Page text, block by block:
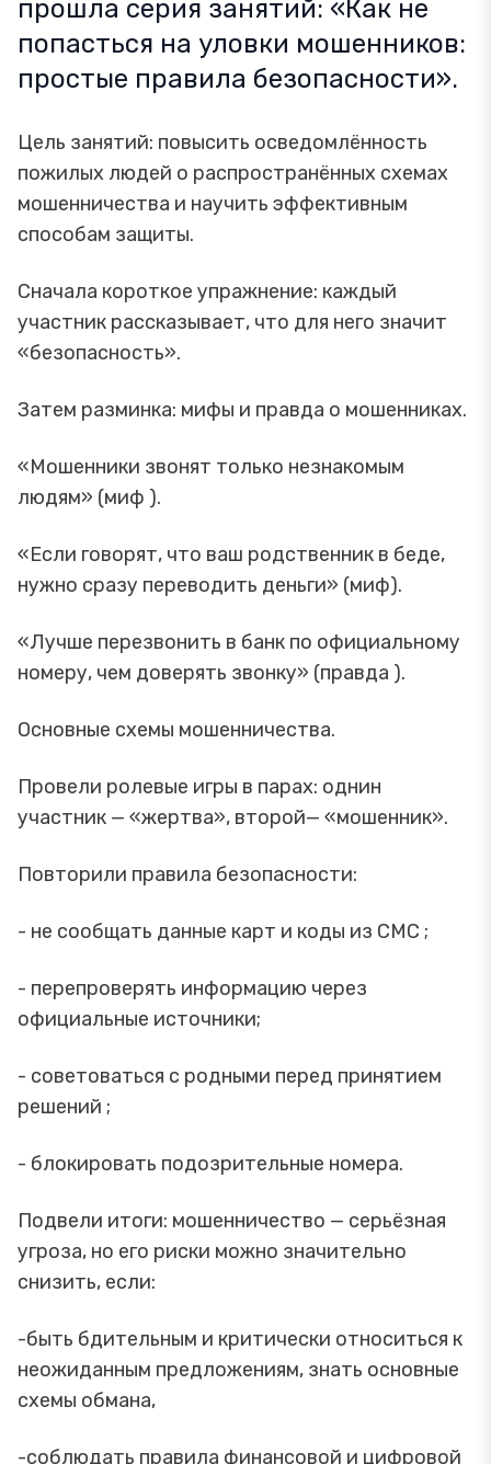
прошла серия занятий: «Как не
попасться на уловки мошенников:
простые правила безопасности».
Цель занятий: повысить осведомлённость
пожилых людей о распространённых схемах
мошенничества и научить эффективным
способам защиты.
Сначала короткое упражнение: каждый
участник рассказывает, что для него значит
«безопасность».
Затем разминка: мифы и правда о мошенниках.
«Мошенники звонят только незнакомым
людям» (миф ).
«Если говорят, что ваш родственник в беде,
нужно сразу переводить деньги» (миф).
«Лучше перезвонить в банк по официальному
номеру, чем доверять звонку» (правда ).
Основные схемы мошенничества.
Провели ролевые игры в парах: однин
участник — «жертва», второй— «мошенник».
Повторили правила безопасности:
- не сообщать данные карт и коды из СМС ;
- перепроверять информацию через
официальные источники;
- советоваться с родными перед принятием
решений ;
- блокировать подозрительные номера.
Подвели итоги: мошенничество — серьёзная
угроза, но его риски можно значительно
снизить, если:
-быть бдительным и критически относиться к
неожиданным предложениям, знать основные
схемы обмана,
-соблюдать правила финансовой и цифровой